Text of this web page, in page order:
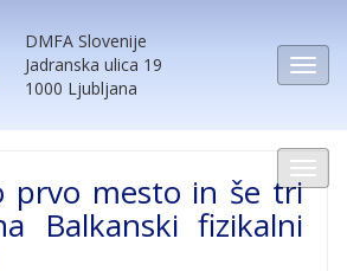
DMFA Slovenije
Jadranska ulica 19
1000 Ljubljana
prvo mesto in še tri
Balkanski fizikalni